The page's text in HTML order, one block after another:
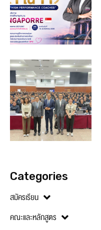
Categories
สมัครเรียน
คณะและหลักสูตร